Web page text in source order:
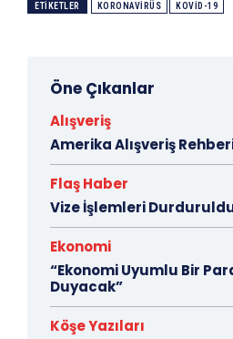
ETIKETLER KORONAVIRÜS KOVID-19
Öne Çıkanlar
Alışveriş
Amerika Alışveriş
Flaş Haber
Vize İşlemleri
Ekonomi
“Ekonomi Uyumlu Bir
Duyacak”
Köşe Yazıları